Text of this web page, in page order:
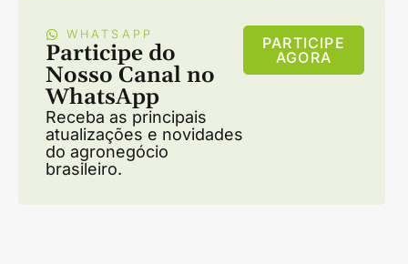
WHATSAPP
Participe do
Nosso Canal no
WhatsApp
Receba as principais
atualizações e novidades
do agronegócio
brasileiro.
PARTICIPE
AGORA